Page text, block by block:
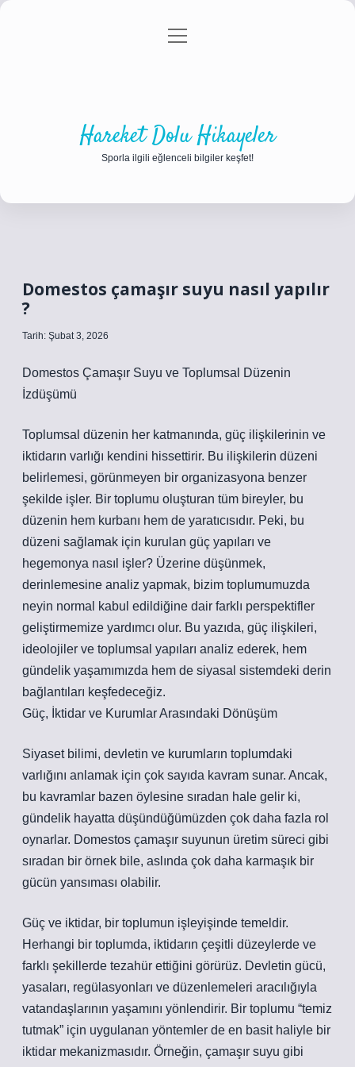
Gizlilik Politikası
menüyü
Hareket Dolu Hikayeler
Sporla ilgili eğlenceli bilgiler keşfet!
Domestos çamaşır suyu nasıl yapılır
?
Tarih: Şubat 3, 2026
Domestos Çamaşır Suyu ve Toplumsal Düzenin
İzdüşümü
Toplumsal düzenin her katmanında, güç ilişkilerinin ve
iktidarın varlığı kendini hissettirir. Bu ilişkilerin düzeni
belirlemesi, görünmeyen bir organizasyona benzer
şekilde işler. Bir toplumu oluşturan tüm bireyler, bu
düzenin hem kurbanı hem de yaratıcısıdır. Peki, bu
düzeni sağlamak için kurulan güç yapıları ve
hegemonya nasıl işler? Üzerine düşünmek,
derinlemesine analiz yapmak, bizim toplumumuzda
neyin normal kabul edildiğine dair farklı perspektifler
geliştirmemize yardımcı olur. Bu yazıda, güç ilişkileri,
ideolojiler ve toplumsal yapıları analiz ederek, hem
gündelik yaşamımızda hem de siyasal sistemdeki derin
bağlantıları keşfedeceğiz.
Güç, İktidar ve Kurumlar Arasındaki Dönüşüm
Siyaset bilimi, devletin ve kurumların toplumdaki
varlığını anlamak için çok sayıda kavram sunar. Ancak,
bu kavramlar bazen öylesine sıradan hale gelir ki,
gündelik hayatta düşündüğümüzden çok daha fazla rol
oynarlar. Domestos çamaşır suyunun üretim süreci gibi
sıradan bir örnek bile, aslında çok daha karmaşık bir
gücün yansıması olabilir.
Güç ve iktidar, bir toplumun işleyişinde temeldir.
Herhangi bir toplumda, iktidarın çeşitli düzeylerde ve
farklı şekillerde tezahür ettiğini görürüz. Devletin gücü,
yasaları, regülasyonları ve düzenlemeleri aracılığıyla
vatandaşlarının yaşamını yönlendirir. Bir toplumu “temiz
tutmak” için uygulanan yöntemler de en basit haliyle bir
iktidar mekanizmasıdır. Örneğin, çamaşır suyu gibi